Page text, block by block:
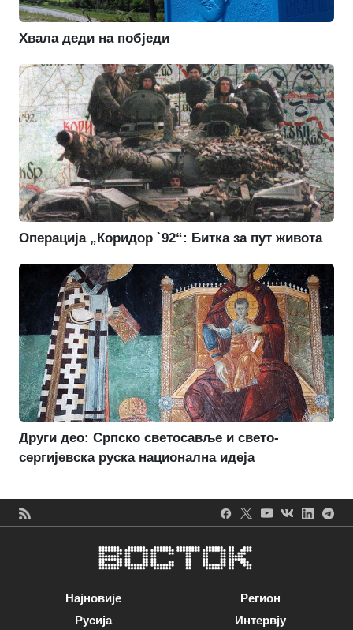
Хвала деди на побједи
Операција „Коридор `92“: Битка за пут живота
Други део: Српско светосавље и свето-
сергијевска руска национална идеја
Најновије
Русија
Регион
Интервју